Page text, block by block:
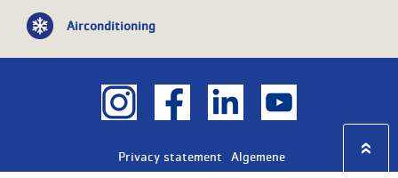
Airconditioning
Privacy statement
Algemene